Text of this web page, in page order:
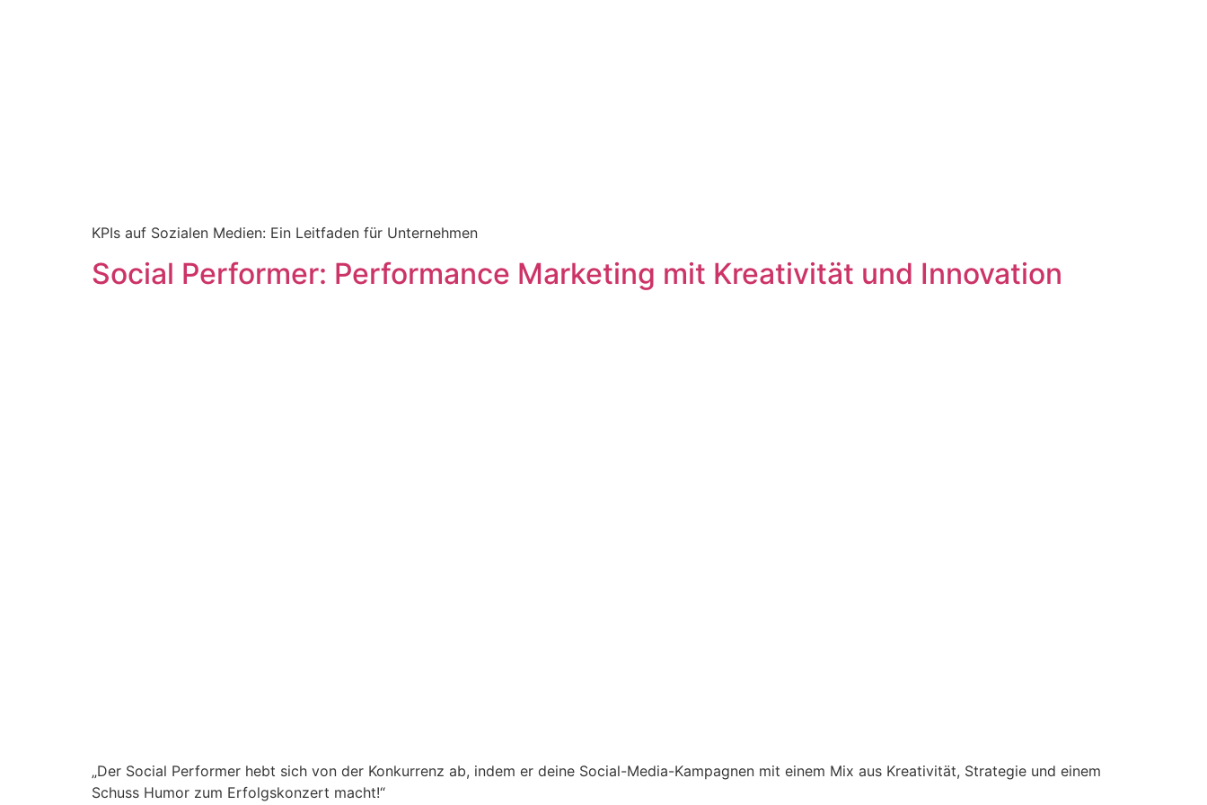
KPIs auf Sozialen Medien: Ein Leitfaden für Unternehmen
Social Performer: Performance Marketing mit Kreativität und Innovation
„Der Social Performer hebt sich von der Konkurrenz ab, indem er deine Social-Media-Kampagnen mit einem Mix aus Kreativität, Strategie und einem
Schuss Humor zum Erfolgskonzert macht!“